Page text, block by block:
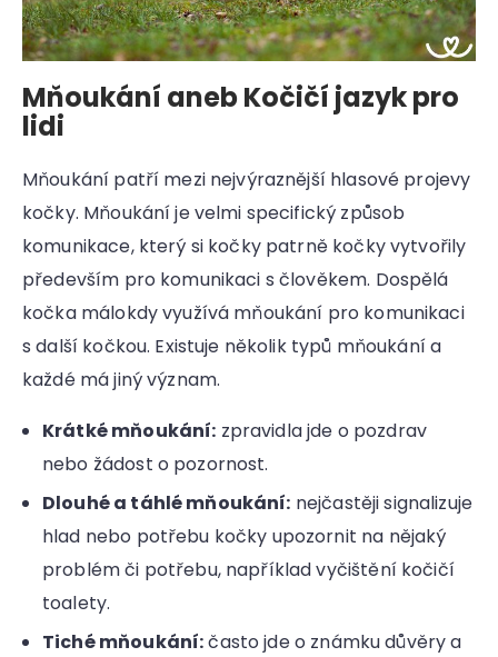
Mňoukání aneb Kočičí jazyk pro
lidi
Mňoukání patří mezi nejvýraznější hlasové projevy
kočky. Mňoukání je velmi specifický způsob
komunikace, který si kočky patrně kočky vytvořily
především pro komunikaci s člověkem. Dospělá
kočka málokdy využívá mňoukání pro komunikaci
s další kočkou. Existuje několik typů mňoukání a
každé má jiný význam.
Krátké mňoukání: zpravidla jde o pozdrav
nebo žádost o pozornost.
Dlouhé a táhlé mňoukání: nejčastěji signalizuje
hlad nebo potřebu kočky upozornit na nějaký
problém či potřebu, například vyčištění kočičí
toalety.
Tiché mňoukání:často jde o známku důvěry a